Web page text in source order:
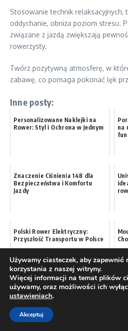
Stosowanie technik relaksacyjnych,
oddychanie, obniża poziom stresu.
związane z jazdą zwiększają
rowerzysty.
Twórz pozytywną atmosferę, w
zabawę, co pomaga pokonać lęk
Inne posty:
Personalizowane Naklejki na
Rower: Styl i Ochrona w Jednym
na
Znaczenie Ciśnienia 148 dla
Bezpieczeństwa i Komfortu
Jazdy
Polski Rower Elektryczny:
Przyszłość Transportu w Polsce
Rowery 26 cali: Idealne dla
dziewczynek i młodzieży
Używamy ciasteczek, aby zapewnić
korzystania z naszej witryny.
Więcej informacji na temat plików
używamy, oraz możliwości ich
ustawieniach.
Akceptuj